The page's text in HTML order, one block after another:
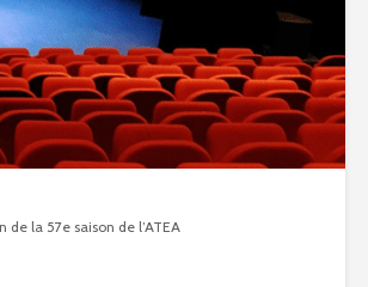
de la 57e saison de l’ATEA